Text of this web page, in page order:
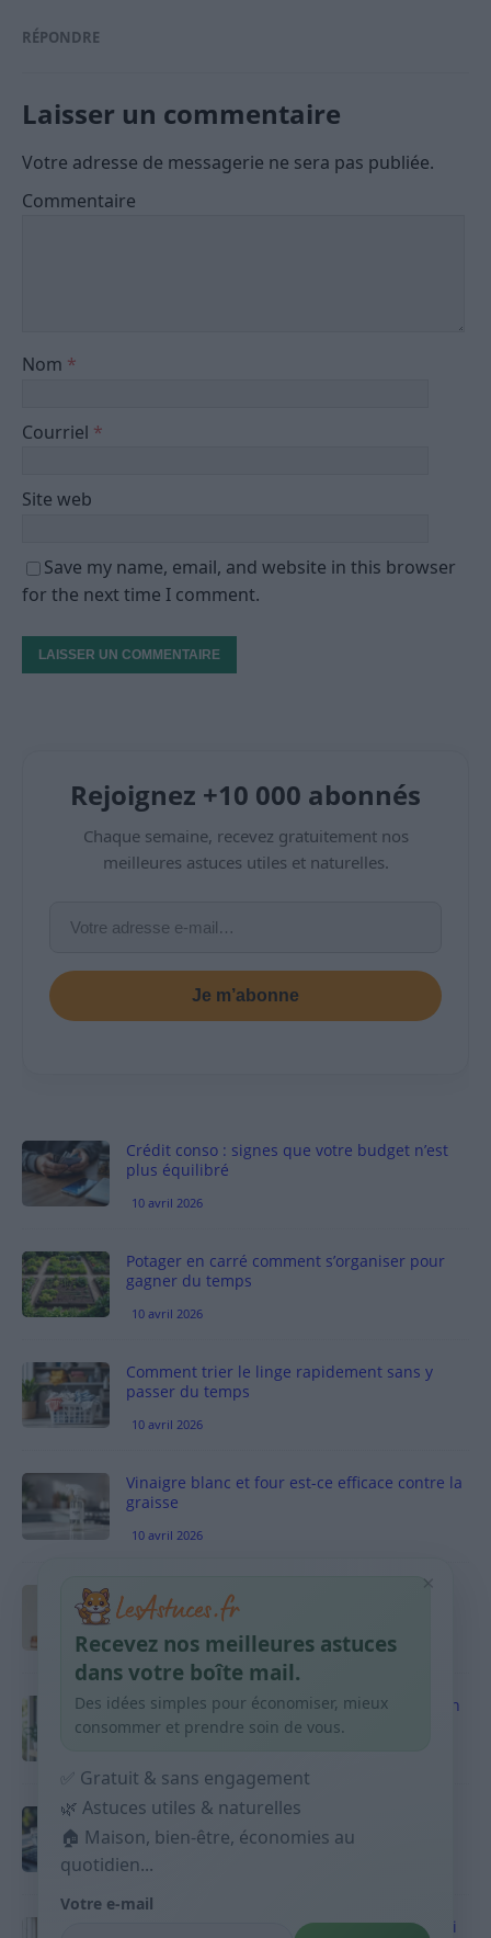
RÉPONDRE
Laisser un commentaire
Votre adresse de messagerie ne sera pas publiée.
Commentaire
Nom *
Courriel *
Site web
Save my name, email, and website in this browser
for the next time I comment.
Rejoignez +10 000 abonnés
Chaque semaine, recevez gratuitement nos
meilleures astuces utiles et naturelles.
Je m’abonne
Crédit conso : signes que votre budget n’est
plus équilibré
10 avril 2026
Potager en carré comment s’organiser pour
gagner du temps
10 avril 2026
Comment trier le linge rapidement sans y
passer du temps
10 avril 2026
Vinaigre blanc et four est-ce efficace contre la
graisse
10 avril 2026
Taches pigmentaires : routine simple +
habitudes qui aident
9 avril 2026
Produits ménagers : comment économiser en
courses sans acheter 10 sprays
Budget mensuel : méthode rapide pour
répartir son salaire dès le jour de paie
9 avril 2026
Sport 10 minutes par jour est-ce utile et quoi
×
Recevez nos meilleures astuces
dans votre boîte mail.
Des idées simples pour économiser, mieux
consommer et prendre soin de vous.
✅ Gratuit & sans engagement
🌿 Astuces utiles & naturelles
🏠 Maison, bien-être, économies au
quotidien...
Votre e-mail